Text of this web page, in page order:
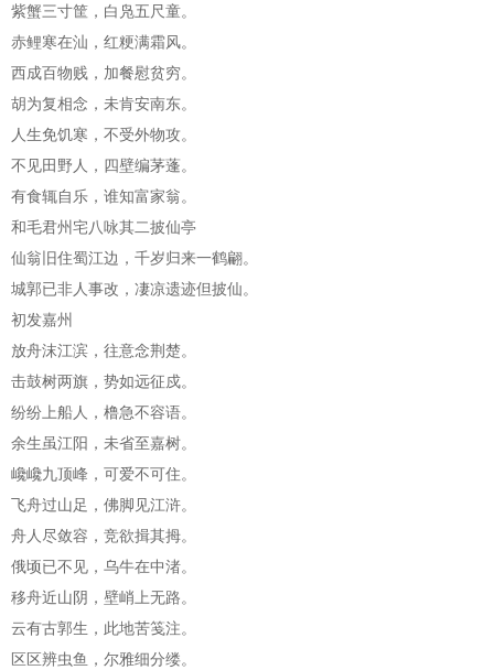
紫蟹三寸筐，白凫五尺童。
赤鲤寒在汕，红粳满霜风。
西成百物贱，加餐慰贫穷。
胡为复相念，未肯安南东。
人生免饥寒，不受外物攻。
不见田野人，四壁编茅蓬。
有食辄自乐，谁知富家翁。
和毛君州宅八咏其二披仙亭
仙翁旧住蜀江边，千岁归来一鹤翩。
城郭已非人事改，凄凉遗迹但披仙。
初发嘉州
放舟沫江滨，往意念荆楚。
击鼓树两旗，势如远征戍。
纷纷上船人，橹急不容语。
余生虽江阳，未省至嘉树。
巉巉九顶峰，可爱不可住。
飞舟过山足，佛脚见江浒。
舟人尽敛容，竞欲揖其拇。
俄顷已不见，乌牛在中渚。
移舟近山阴，壁峭上无路。
云有古郭生，此地苦笺注。
区区辨虫鱼，尔雅细分缕。